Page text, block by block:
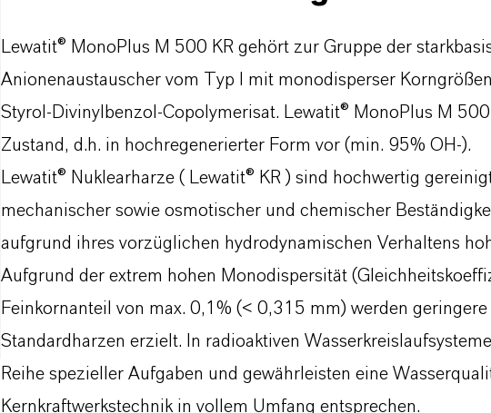
Lewatit® MonoPlus M 500 KR gehört zur Gruppe der
Anionenaustauscher vom Typ I mit monodisperser
Styrol-Divinylbenzol-Copolymerisat. Lewatit® MonoPlus M
Zustand, d.h. in hochregenerierter Form vor (min. 95% OH-).
Lewatit® Nuklearharze ( Lewatit® KR ) sind hochwertig
mechanischer sowie osmotischer und chemischer
aufgrund ihres vorzüglichen hydrodynamischen Verhaltens
Aufgrund der extrem hohen Monodispersität
Feinkornanteil von max. 0,1% (< 0,315 mm) werden
Standardharzen erzielt. In radioaktiven
Reihe spezieller Aufgaben und gewährleisten eine
Kernkraftwerkstechnik in vollem Umfang entsprechen.